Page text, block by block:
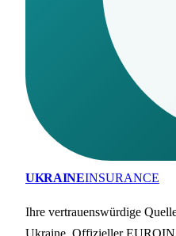
UKRAINEINSURANCE
Ihre vertrauenswürdige